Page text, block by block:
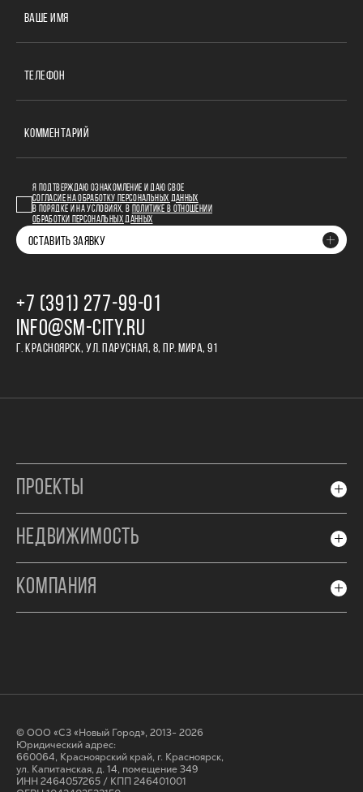
ВАШЕ ИМЯ
ТЕЛЕФОН
КОММЕНТАРИЙ
Я ПОДТВЕРЖДАЮ ОЗНАКОМЛЕНИЕ И ДАЮ СВОЕ
СОГЛАСИЕ НА ОБРАБОТКУ ПЕРСОНАЛЬНЫХ ДАННЫХ
В ПОРЯДКЕ И НА УСЛОВИЯХ, В
ПОЛИТИКЕ В ОТНОШЕНИИ
ОБРАБОТКИ ПЕРСОНАЛЬНЫХ ДАННЫХ
ОСТАВИТЬ ЗАЯВКУ
+7 (391) 277‒99‒01
INFO@SM-CITY.RU
Г. КРАСНОЯРСК, УЛ. ПАРУСНАЯ, 8, ПР. МИРА, 91
ПРОЕКТЫ
НЕДВИЖИМОСТЬ
КОМПАНИЯ
© ООО «СЗ «Новый Город», 2013- 2026
Юридический адрес:
660064, Красноярский край, г. Красноярск,
ул. Капитанская, д. 14, помещение 349
ИНН 2464057265 / КПП 246401001